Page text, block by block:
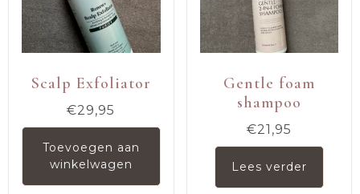
Scalp Exfoliator
€29,95
Toevoegen aan
winkelwagen
Gentle foam
shampoo
€21,95
Lees verder